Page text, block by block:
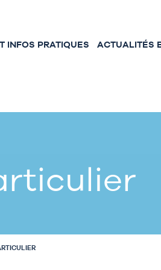
INFOS PRATIQUES ACTUALITÉS